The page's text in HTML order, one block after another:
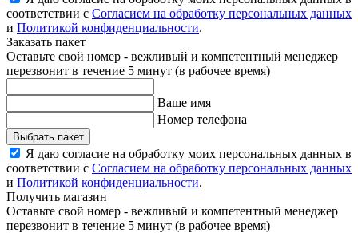
соответствии с Согласием на обработку персональных данных
и Политикой конфиденциальности.
Заказать пакет
Оставьте свой номер - вежливый и компетентный менеджер
перезвонит в течение 5 минут (в рабочее время)
Ваше имя
Номер телефона
Выбрать пакет
Я даю согласие на обработку моих персональных данных в
соответствии с Согласием на обработку персональных данных
и Политикой конфиденциальности.
Получить магазин
Оставьте свой номер - вежливый и компетентный менеджер
перезвонит в течение 5 минут (в рабочее время)